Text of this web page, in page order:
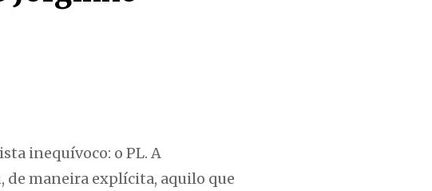
inequívoco: o PL. A
de maneira explícita, aquilo que